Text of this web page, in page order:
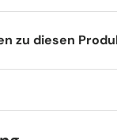
zu diesen